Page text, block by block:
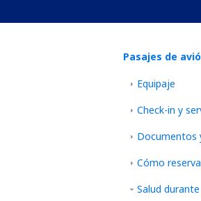
Pasajes de
Equipaje
Check-in y
Documentos
Cómo
Salud